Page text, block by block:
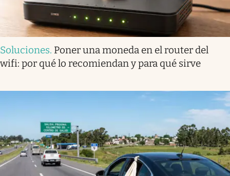
Soluciones. Poner una moneda en el router del
wifi: por qué lo recomiendan y para qué sirve